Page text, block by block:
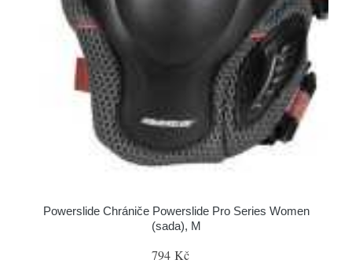
Powerslide Chrániče Powerslide Pro Series Women
(sada), M
794 Kč